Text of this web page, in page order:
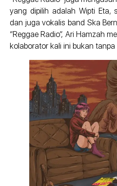
yang dipilih adalah Wipti Eta,
dan juga vokalis band Ska
“Reggae Radio”, Ari Hamzah
kolaborator kali ini bukan tanpa